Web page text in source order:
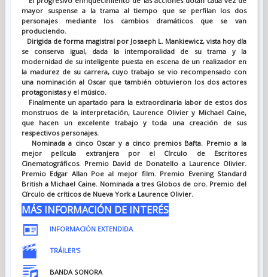
mayor suspense a la trama al tiempo que se perfilan los dos
personajes mediante los cambios dramáticos que se van
produciendo.
Dirigida de forma magistral por Josaeph L. Mankiewicz, vista hoy día
se conserva igual, dada la intemporalidad de su trama y la
modernidad de su inteligente puesta en escena de un realizador en
la madurez de su carrera, cuyo trabajo se vio recompensado con
una nominación al Oscar que también obtuvieron los dos actores
protagonistas y el músico.
Finalmente un apartado para la extraordinaria labor de estos dos
monstruos de la interpretación, Laurence Olivier y Michael Caine,
que hacen un excelente trabajo y toda una creación de sus
respectivos personajes.
Nominada a cinco Oscar y a cinco premios Bafta. Premio a la
mejor película extranjera por el Círculo de Escritores
Cinematográficos. Premio David de Donatello a Laurence Olivier.
Premio Edgar Allan Poe al mejor film. Premio Evening Standard
British a Michael Caine. Nominada a tres Globos de oro. Premio del
Círculo de críticos de Nueva York a Laurence Olivier.
MÁS INFORMACIÓN DE INTERÉS
INFORMACIÓN EXTENDIDA
TRÁILER'S
BANDA SONORA